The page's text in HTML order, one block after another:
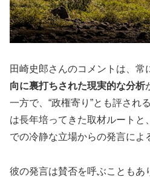
田崎史郎さんのコメントは、常
向に裏打ちされた現実的な分析
一方で、“政権寄り”とも評され
は長年培ってきた取材ルートと
での冷静な立場からの発言によ
彼の発言は賛否を呼ぶこともあ